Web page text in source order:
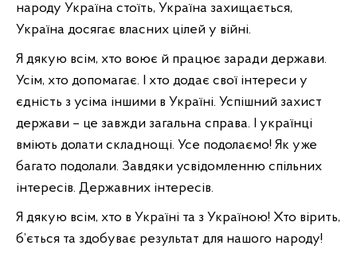
народу Україна стоїть, Україна захищається,
Україна досягає власних цілей у війні.
Я дякую всім, хто воює й працює заради держави.
Усім, хто допомагає. І хто додає свої інтереси у
єдність з усіма іншими в Україні. Успішний захист
держави – це завжди загальна справа. І українці
вміють долати складнощі. Усе подолаємо! Як уже
багато подолали. Завдяки усвідомленню спільних
інтересів. Державних інтересів.
Я дякую всім, хто в Україні та з Україною! Хто вірить,
б’ється та здобуває результат для нашого народу!